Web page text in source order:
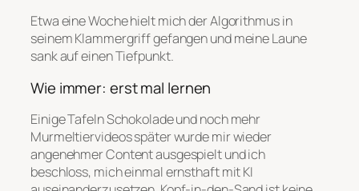
Etwa eine Woche hielt mich der Algorithmus in
seinem Klammergriff gefangen und meine Laune
sank auf einen Tiefpunkt.
Wie immer: erst mal lernen
Einige Tafeln Schokolade und noch mehr
Murmeltiervideos später wurde mir wieder
angenehmer Content ausgespielt und ich
beschloss, mich einmal ernsthaft mit KI